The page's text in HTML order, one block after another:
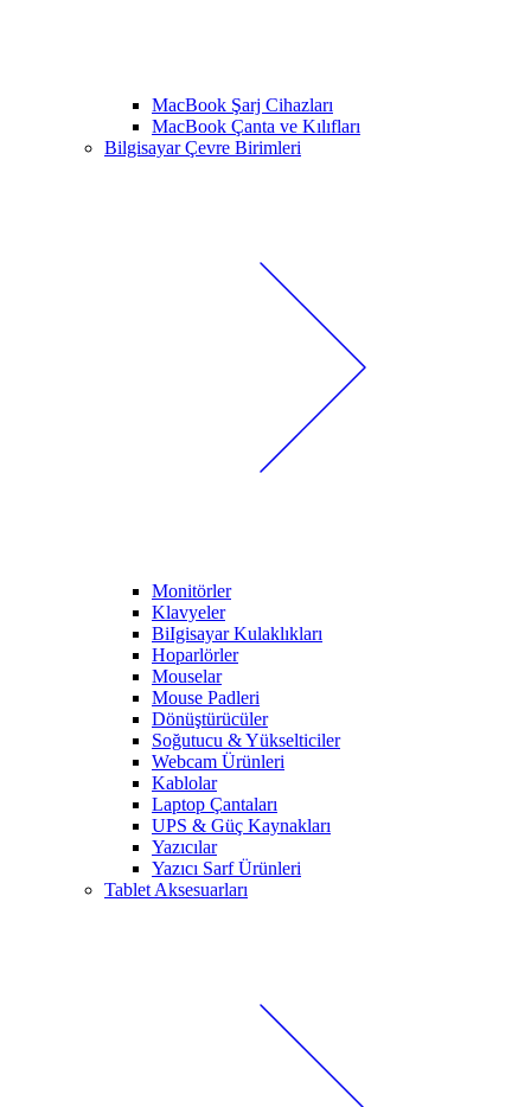
MacBook Şarj Cihazları
MacBook Çanta ve Kılıfları
Bilgisayar Çevre Birimleri
Monitörler
Klavyeler
BiIgisayar Kulaklıkları
Hoparlörler
Mouselar
Mouse Padleri
Dönüştürücüler
Soğutucu & Yükselticiler
Webcam Ürünleri
Kablolar
Laptop Çantaları
UPS & Güç Kaynakları
Yazıcılar
Yazıcı Sarf Ürünleri
Tablet Aksesuarları